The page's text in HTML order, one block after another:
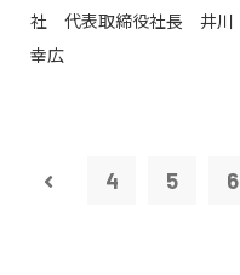
社 代表取締役社長 井川
幸広
4 5 6